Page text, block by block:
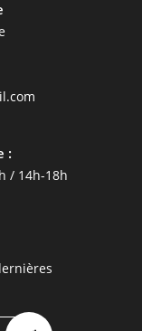
:
/ 14h-18h